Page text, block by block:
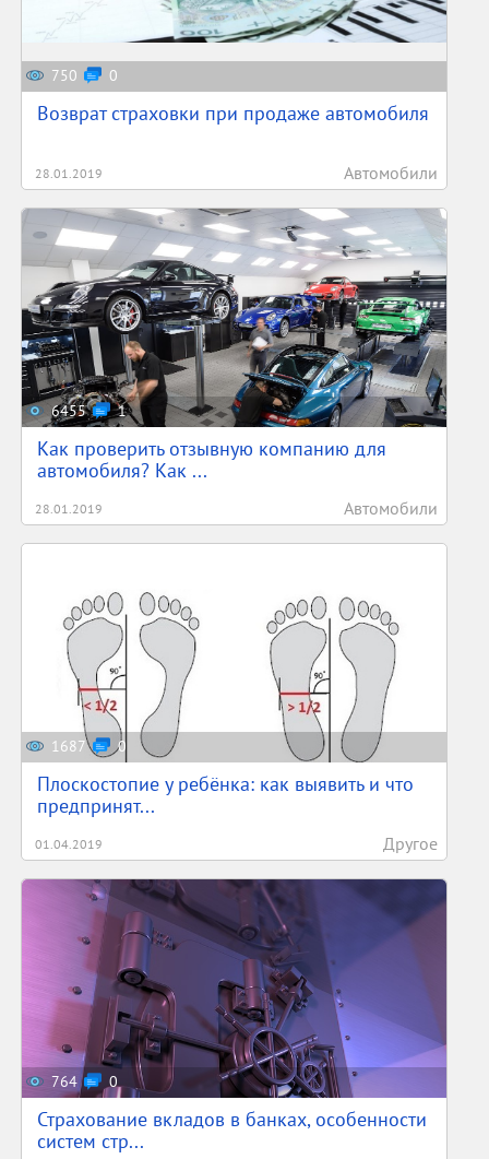
750 0
Возврат страховки при продаже автомобиля
28.01.2019 Автомобили
6455 1
Как проверить отзывную компанию для
автомобиля? Как ...
28.01.2019 Автомобили
1687 0
Плоскостопие у ребёнка: как выявить и что
предпринят...
01.04.2019 Другое
764 0
Страхование вкладов в банках, особенности
систем стр...